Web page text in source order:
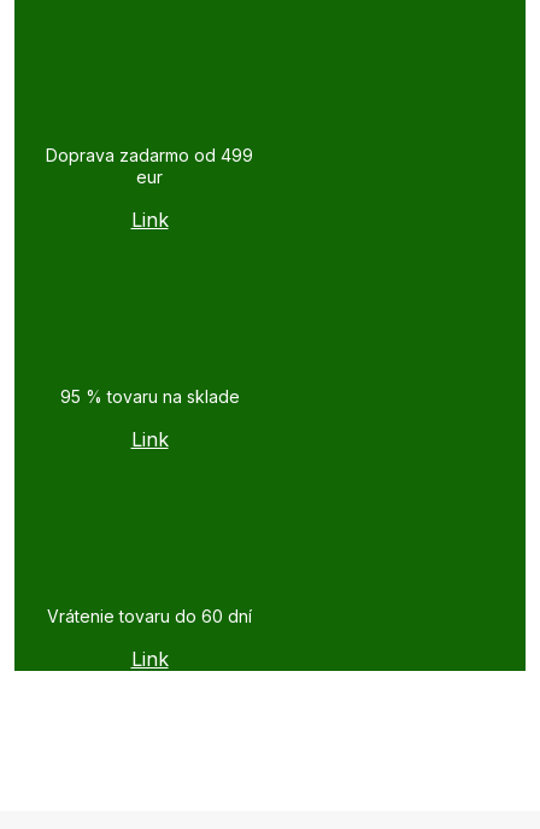
Doprava zadarmo od 499
eur
Link
95 % tovaru na sklade
Link
Vrátenie tovaru do 60 dní
Link